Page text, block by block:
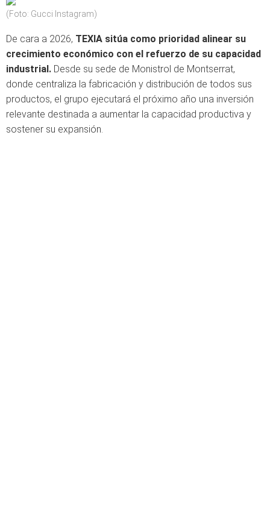
(Foto: Gucci Instagram)
De cara a 2026, TEXIA sitúa como prioridad alinear su
crecimiento económico con el refuerzo de su capacidad
industrial. Desde su sede de Monistrol de Montserrat,
donde centraliza la fabricación y distribución de todos sus
productos, el grupo ejecutará el próximo año una inversión
relevante destinada a aumentar la capacidad productiva y
sostener su expansión.